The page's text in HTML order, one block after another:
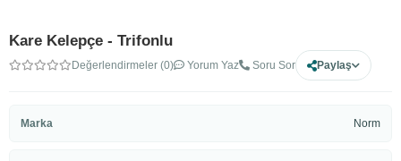
Kare Kelepçe - Trifonlu
Değerlendirmeler (0) Yorum Yaz Soru Sor Paylaş
Marka Norm